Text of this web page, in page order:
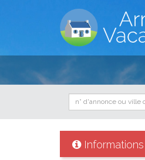
Informations
biens loués existent réellement.